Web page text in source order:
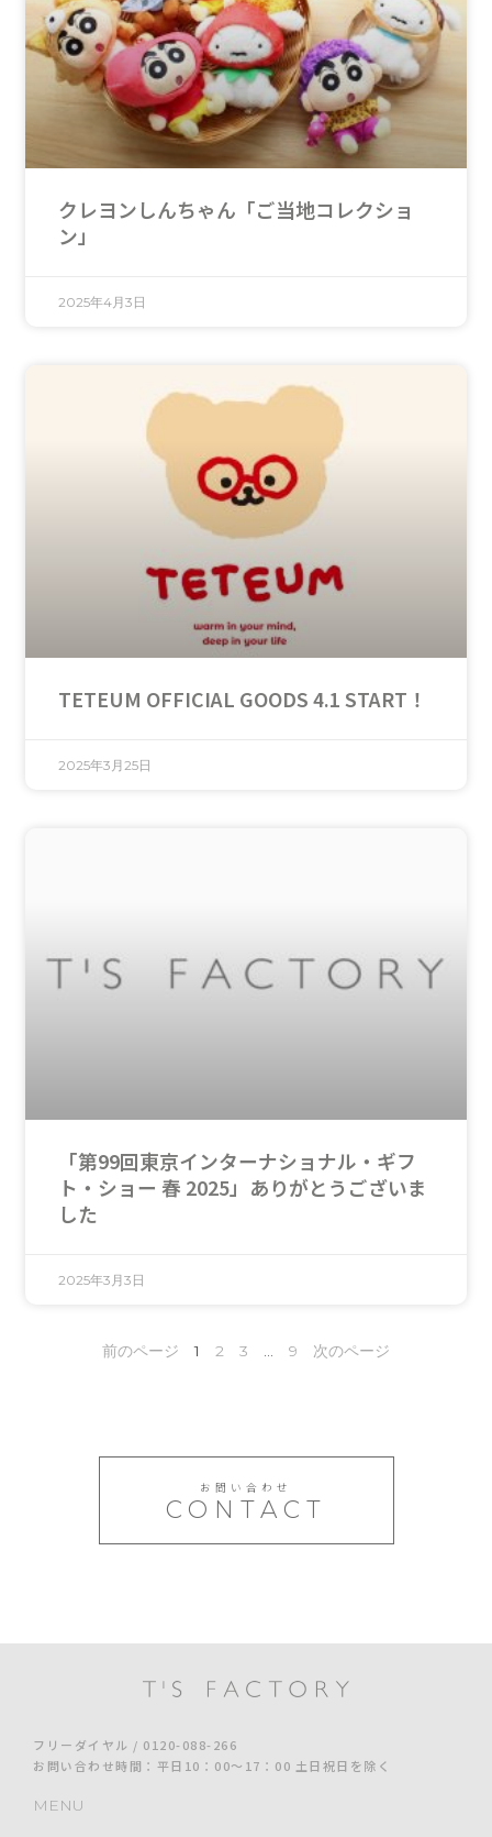
クレヨンしんちゃん「ご当地コレクショ
ン」
2025年4月3日
TETEUM OFFICIAL GOODS 4.1 START！
2025年3月25日
「第99回東京インターナショナル・ギフ
ト・ショー 春 2025」ありがとうございま
した
2025年3月3日
前のページ 1 2 3 … 9 次のページ
お問い合わせ
CONTACT
フリーダイヤル / 0120-088-266
お問い合わせ時間：平日10：00～17：00 土日祝日を除く
MENU